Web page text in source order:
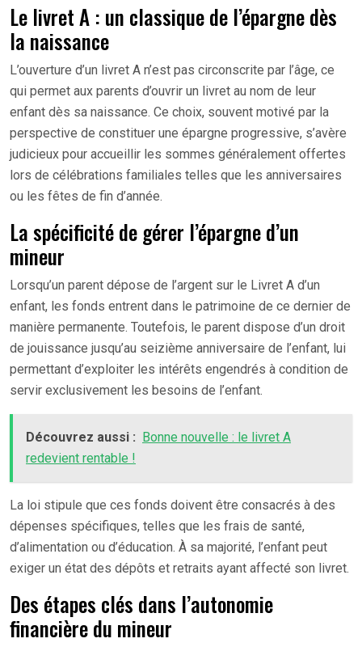
Le livret A : un classique de l’épargne dès
la naissance
L’ouverture d’un livret A n’est pas circonscrite par l’âge, ce
qui permet aux parents d’ouvrir un livret au nom de leur
enfant dès sa naissance. Ce choix, souvent motivé par la
perspective de constituer une épargne progressive, s’avère
judicieux pour accueillir les sommes généralement offertes
lors de célébrations familiales telles que les anniversaires
ou les fêtes de fin d’année.
La spécificité de gérer l’épargne d’un
mineur
Lorsqu’un parent dépose de l’argent sur le Livret A d’un
enfant, les fonds entrent dans le patrimoine de ce dernier de
manière permanente. Toutefois, le parent dispose d’un droit
de jouissance jusqu’au seizième anniversaire de l’enfant, lui
permettant d’exploiter les intérêts engendrés à condition de
servir exclusivement les besoins de l’enfant.
Découvrez aussi : Bonne nouvelle : le livret A
redevient rentable !
La loi stipule que ces fonds doivent être consacrés à des
dépenses spécifiques, telles que les frais de santé,
d’alimentation ou d’éducation. À sa majorité, l’enfant peut
exiger un état des dépôts et retraits ayant affecté son livret.
Des étapes clés dans l’autonomie
financière du mineur